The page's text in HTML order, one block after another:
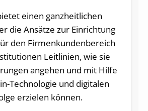
einen ganzheitlichen
die Ansätze zur Einrichtung
den Firmenkundenbereich
Leitlinien, wie sie
angehen und mit Hilfe
Technologie und digitalen
erzielen können.